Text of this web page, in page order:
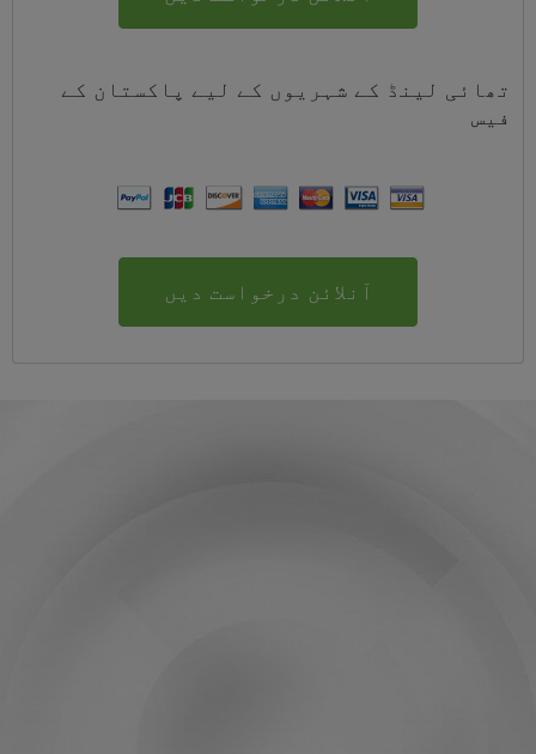
تھائی لینڈ کے شہریوں کے لیے پاکستان کے
فیس
آنلائن درخواست دیں